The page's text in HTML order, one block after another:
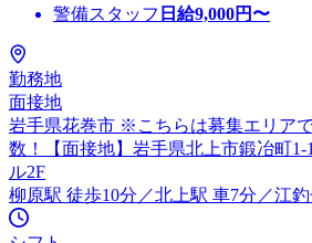
警備スタッフ 日給9,000円〜
勤務地
面接地
岩手県花巻市 ※こちらは募集エリア
数！【面接地】岩手県北上市鍛冶町1-
ル2F
柳原駅 徒歩10分／北上駅 車7分／江